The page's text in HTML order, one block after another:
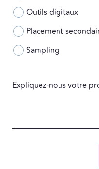
Outils digitaux
Placement
Sampling
Expliquez-nous votre